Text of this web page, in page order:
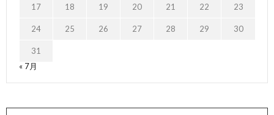
17 18 19 20 21 22 23
24 25 26 27 28 29 30
31
« 7月